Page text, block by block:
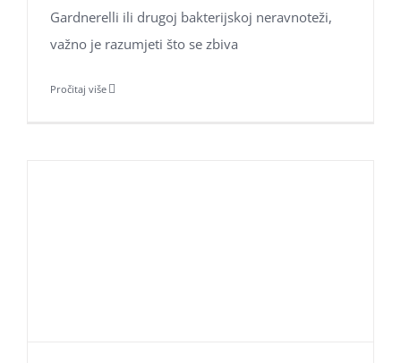
Gardnerelli ili drugoj bakterijskoj neravnoteži,
važno je razumjeti što se zbiva
Pročitaj više